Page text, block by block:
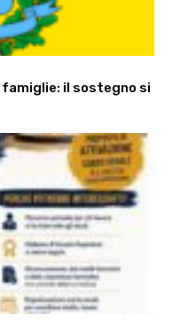
il sostegno si